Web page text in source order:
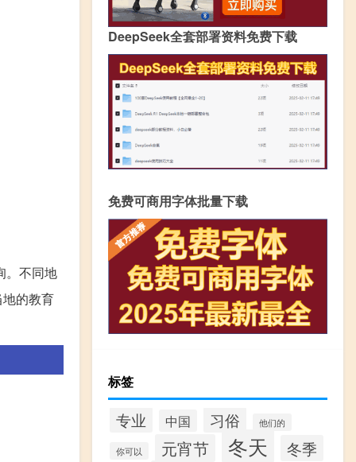
。不同地
的教育
DeepSeek全套部署资料免费下载
免费可商用字体批量下载
标签
专业 中国 习俗 他们的
你可以 元宵节 冬天 冬季